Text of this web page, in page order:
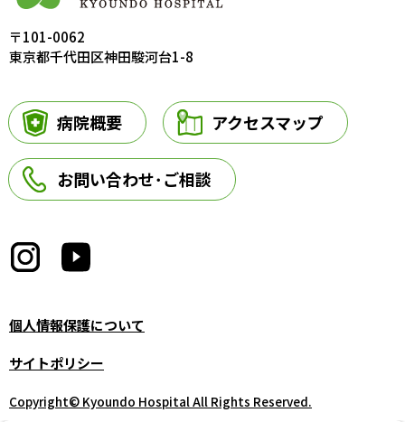
〒101-0062
東京都千代田区神田駿河台1-8
病院概要 アクセスマップ
お問い合わせ･ご相談
個人情報保護について
サイトポリシー
Copyright© Kyoundo Hospital All Rights Reserved.